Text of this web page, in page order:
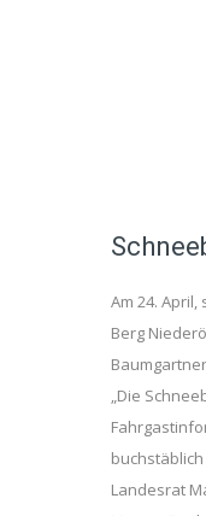
Am 24.
Berg
„Die
Landesrat